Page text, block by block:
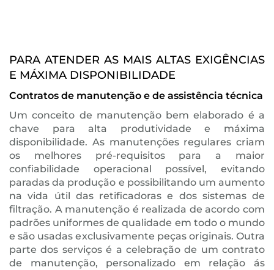
PARA ATENDER AS MAIS ALTAS EXIGÊNCIAS
E MÁXIMA DISPONIBILIDADE
Contratos de manutenção e de assistência técnica
Um conceito de manutenção bem elaborado é a
chave para alta produtividade e máxima
disponibilidade. As manutenções regulares criam
os melhores pré-requisitos para a maior
confiabilidade operacional possível, evitando
paradas da produção e possibilitando um aumento
na vida útil das retificadoras e dos sistemas de
filtração. A manutenção é realizada de acordo com
padrões uniformes de qualidade em todo o mundo
e são usadas exclusivamente peças originais. Outra
parte dos serviços é a celebração de um contrato
de manutenção, personalizado em relação ás